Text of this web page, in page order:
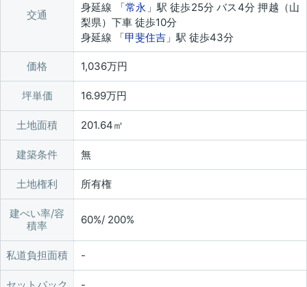
交通
身延線 「常永 」駅 徒歩25分 バス4分 押越（山
梨県）下車 徒歩10分
身延線 「甲斐住吉 」駅 徒歩43分
価格 1,036万円
坪単価 16.99万円
土地面積 201.64㎡
建築条件 無
土地権利 所有権
建ぺい率/容
積率
60%/ 200%
私道負担面積